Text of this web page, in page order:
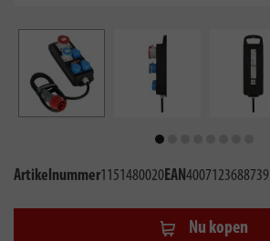
Artikelnummer1151480020EAN4007123688739
Nu kopen